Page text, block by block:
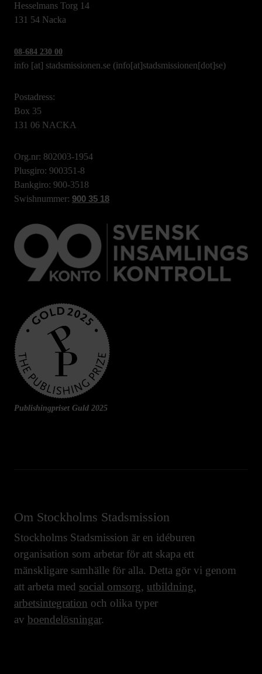
Hesselmans Torg 14
131 54 Nacka
08-684 230 00
info [at] stadsmissionen.se (info[at]stadsmissionen[dot]se)
Postadress:
Box 35
131 06 NACKA
Org.nr: 802003-1954
Plusgiro: 900351-8
Bankgiro: 900-3518
Swishnummer: 900 35 18
Publishingpriset Guld 2025
Om Stockholms Stadsmission
Stockholms Stadsmission är en idéburen
organisation som arbetar för att skapa ett
mänskligare samhälle för alla. Detta gör vi genom
att arbeta med social omsorg, utbildning,
arbetsintegration och olika typer
av boendelösningar.